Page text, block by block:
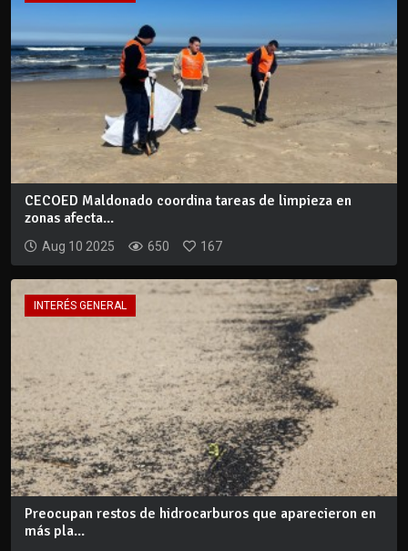
CECOED Maldonado coordina tareas de limpieza en
zonas afecta...
Aug 10 2025 650 167
INTERÉS GENERAL
Preocupan restos de hidrocarburos que aparecieron en
más pla...